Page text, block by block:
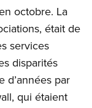
octobre. La
était de
services
disparités
d’années par
qui étaient